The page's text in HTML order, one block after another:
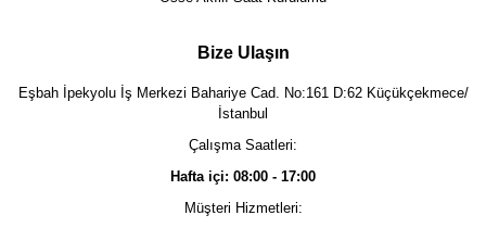
Bize Ulaşın
Eşbah İpekyolu İş Merkezi Bahariye Cad. No:161 D:62 Küçükçekmece/
İstanbul
Çalışma Saatleri:
Hafta içi: 08:00 - 17:00
Müşteri Hizmetleri: